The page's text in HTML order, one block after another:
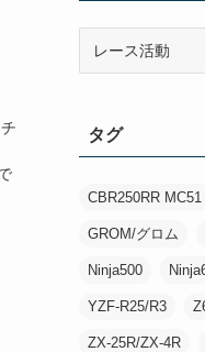
ータグ
CBR250RR MC51
GROM/グロム
Ninja500
YZF-R25/R3
ZX-25R/ZX-4R